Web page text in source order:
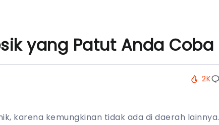
yang Patut Anda Coba
2K
karena kemungkinan tidak ada di daerah lainnya.